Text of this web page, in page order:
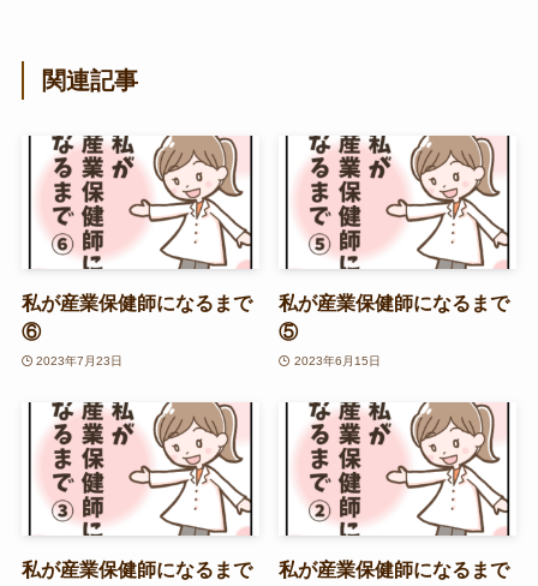
関連記事
私が産業保健師になるまで
⑥
2023年7月23日
私が産業保健師になるまで
⑤
2023年6月15日
私が産業保健師になるまで
私が産業保健師になるまで